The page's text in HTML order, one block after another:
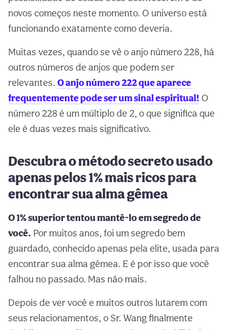
novos começos neste momento. O universo está
funcionando exatamente como deveria.
Muitas vezes, quando se vê o anjo número 228, há
outros números de anjos que podem ser
relevantes. O anjo número 222 que aparece
frequentemente pode ser um sinal espiritual! O
número 228 é um múltiplo de 2, o que significa que
ele é duas vezes mais significativo.
Descubra o método secreto usado
apenas pelos 1% mais ricos para
encontrar sua alma gêmea
O 1% superior tentou mantê-lo em segredo de
você. Por muitos anos, foi um segredo bem
guardado, conhecido apenas pela elite, usada para
encontrar sua alma gêmea. E é por isso que você
falhou no passado. Mas não mais.
Depois de ver você e muitos outros lutarem com
seus relacionamentos, o Sr. Wang finalmente